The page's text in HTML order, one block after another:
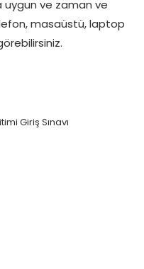
uygun ve zaman ve
masaüstü, laptop
Giriş Sınavı